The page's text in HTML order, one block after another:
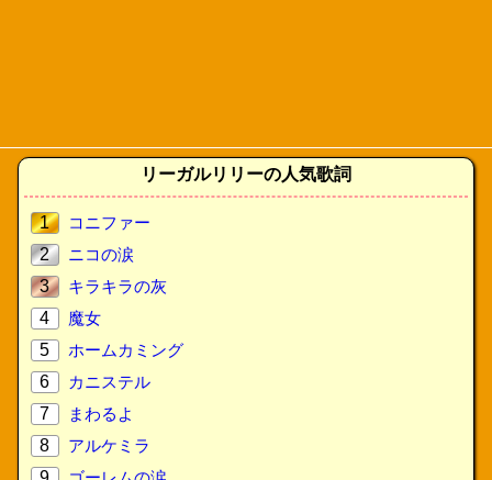
リーガルリリーの人気歌詞
1
コニファー
2
ニコの涙
3
キラキラの灰
4
魔女
5
ホームカミング
6
カニステル
7
まわるよ
8
アルケミラ